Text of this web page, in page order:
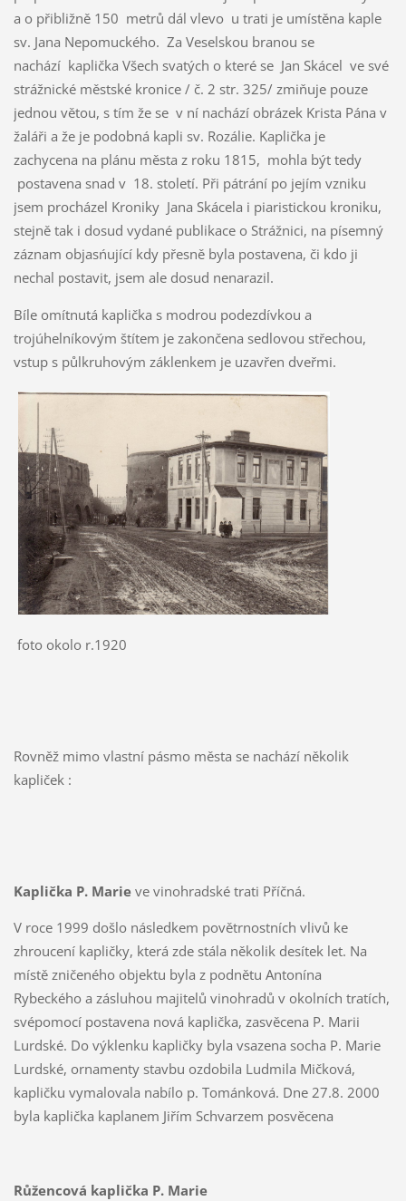
a o přibližně 150 metrů dál vlevo u trati je umístěna kaple
sv. Jana Nepomuckého. Za Veselskou branou se
nachází kaplička Všech svatých o které se Jan Skácel ve své
strážnické městské kronice / č. 2 str. 325/ zmiňuje pouze
jednou větou, s tím že se v ní nachází obrázek Krista Pána v
žaláři a že je podobná kapli sv. Rozálie. Kaplička je
zachycena na plánu města z roku 1815, mohla být tedy
postavena snad v 18. století. Při pátrání po jejím vzniku
jsem procházel Kroniky Jana Skácela i piaristickou kroniku,
stejně tak i dosud vydané publikace o Strážnici, na písemný
záznam objasńující kdy přesně byla postavena, či kdo ji
nechal postavit, jsem ale dosud nenarazil.
Bíle omítnutá kaplička s modrou podezdívkou a
trojúhelníkovým štítem je zakončena sedlovou střechou,
vstup s půlkruhovým záklenkem je uzavřen dveřmi.
foto okolo r.1920
Rovněž mimo vlastní pásmo města se nachází několik
kapliček :
Kaplička P. Marieve vinohradské trati Příčná.
V roce 1999 došlo následkem povětrnostních vlivů ke
zhroucení kapličky, která zde stála několik desítek let. Na
místě zničeného objektu byla z podnětu Antonína
Rybeckého a zásluhou majitelů vinohradů v okolních tratích,
svépomocí postavena nová kaplička, zasvěcena P. Marii
Lurdské. Do výklenku kapličky byla vsazena socha P. Marie
Lurdské, ornamenty stavbu ozdobila Ludmila Mičková,
kapličku vymalovala nabílo p. Tománková. Dne 27.8. 2000
byla kaplička kaplanem Jiřím Schvarzem posvěcena
Růžencová kaplička P. Marie